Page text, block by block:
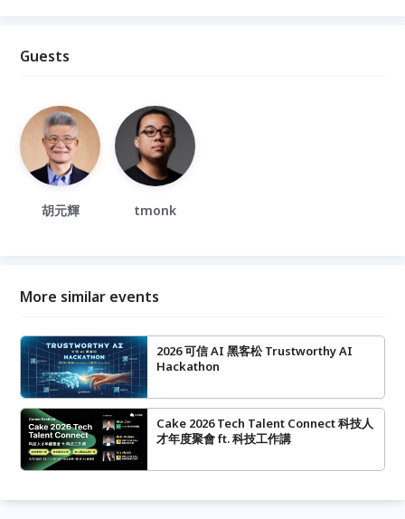
Guests
胡元輝 tmonk
More similar events
2026 可信 AI 黑客松 Trustworthy AI
Hackathon
Cake 2026 Tech Talent Connect 科技人
才年度聚會 ft. 科技工作講